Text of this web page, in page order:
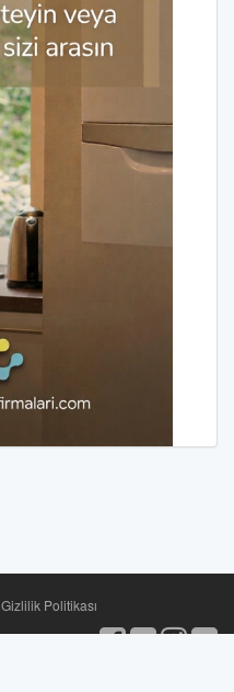
Gizlilik Politikası